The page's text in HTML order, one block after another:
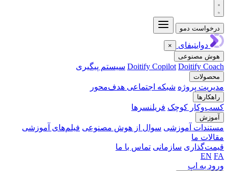
دمو
دوایتیفای
×
مصنوعی
Doitify Copilot Doitify سیستم پیگیری
پروژه شبکه اجتماعی هدف‌محور
کوچک فریلنسرها
آموزشی سوال از هوش مصنوعی فیلم‌های آموزشی
ما
سازمانی تماس با ما
EN
به اپ